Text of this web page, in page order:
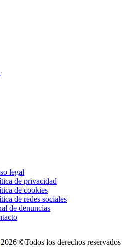
legal
de privacidad
de cookies
de redes sociales
de denuncias
2026 ©Todos los derechos reservados